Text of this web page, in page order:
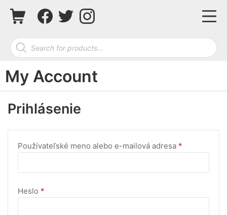
Shopping CartFacebook
TwitterInstagram
Products search
My Account
Prihlásenie
Používateľské meno alebo e-mailová adresa *Povinné
Heslo *Povinné